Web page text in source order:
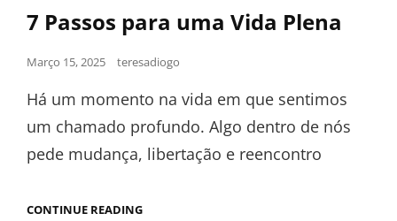
7 Passos para uma Vida Plena
Março 15, 2025 teresadiogo
Há um momento na vida em que sentimos
um chamado profundo. Algo dentro de nós
pede mudança, libertação e reencontro
CONTINUE READING